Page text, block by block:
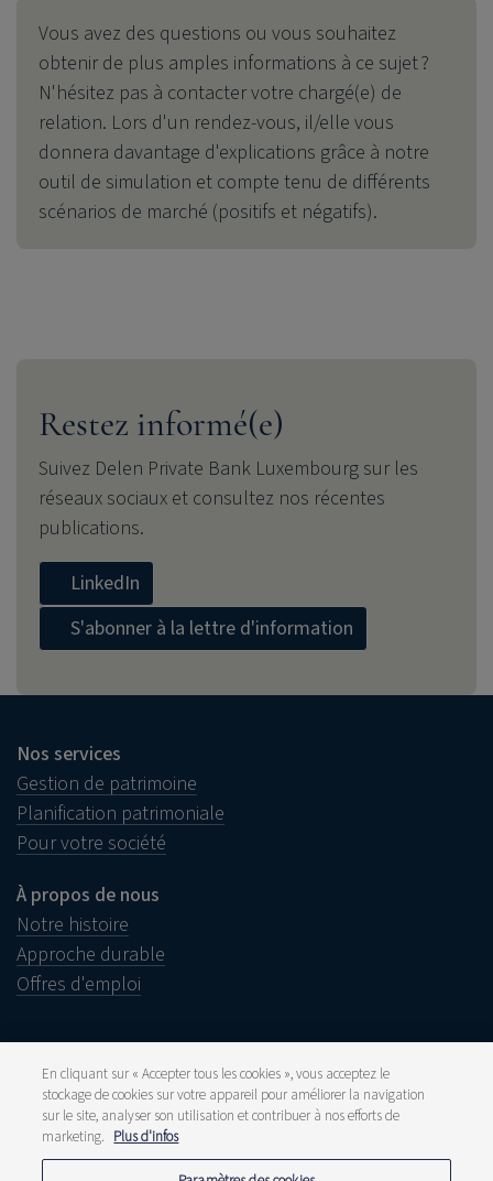
Vous avez des questions ou vous souhaitez
obtenir de plus amples informations à ce sujet ?
N'hésitez pas à contacter votre chargé(e) de
relation. Lors d'un rendez-vous, il/elle vous
donnera davantage d'explications grâce à notre
outil de simulation et compte tenu de différents
scénarios de marché (positifs et négatifs).
Restez informé(e)
Suivez Delen Private Bank Luxembourg sur les
réseaux sociaux et consultez nos récentes
publications.
LinkedIn
S'abonner à la lettre d'information
Nos services
Gestion de patrimoine
Planification patrimoniale
Pour votre société
À propos de nous
Notre histoire
Approche durable
Offres d'emploi
Informations juridiques
Disclaimer
Réclamations
Lanceurs d’alerte
En cliquant sur « Accepter tous les cookies », vous acceptez le
stockage de cookies sur votre appareil pour améliorer la navigation
sur le site, analyser son utilisation et contribuer à nos efforts de
marketing. Plus d'infos